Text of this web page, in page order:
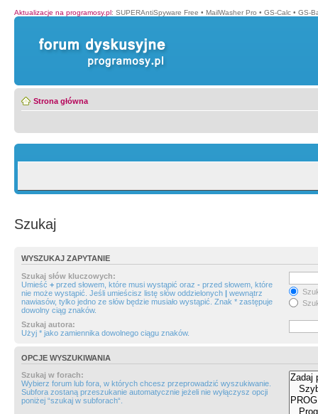
Aktualizacje na programosy.pl: SUPERAntiSpyware Free • MailWasher Pro • GS-Calc • GS-
Strona główna
Szukaj
WYSZUKAJ ZAPYTANIE
Szukaj słów kluczowych:
Umieść + przed słowem, które musi wystąpić oraz - przed słowem, które
nie może wystąpić. Jeśli umieścisz listę słów oddzielonych | wewnątrz
nawiasów, tylko jedno ze słów będzie musiało wystąpić. Znak * zastępuje
dowolny ciąg znaków.
Szukaj autora:
Użyj * jako zamiennika dowolnego ciągu znaków.
OPCJE WYSZUKIWANIA
Szukaj w forach:
Wybierz forum lub fora, w których chcesz przeprowadzić wyszukiwanie.
Subfora zostaną przeszukanie automatycznie jeżeli nie wyłączysz opcji
poniżej “szukaj w subforach“.